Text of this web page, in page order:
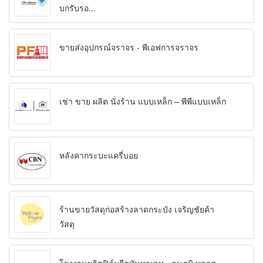
บกรับรอ...
ขายส่งอุปกรณ์จราจร - พีเอฟการจราจร
เช่า ขาย ผลิต นั่งร้าน แบบเหล็ก – พีพีแบบเหล็ก
หลังคากระบะแครี่บอย
ร้านขายวัสดุก่อสร้างลาดกระบัง เจริญชัยค้า
วัสดุ